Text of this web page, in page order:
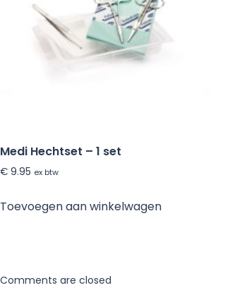
Medi Hechtset – 1 set
€ 9.95 ex btw
Toevoegen aan winkelwagen
Comments are closed